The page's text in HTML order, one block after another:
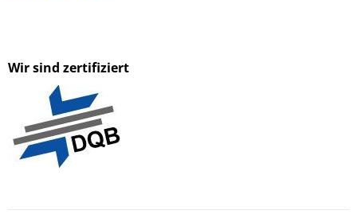
Wir sind zertifiziert